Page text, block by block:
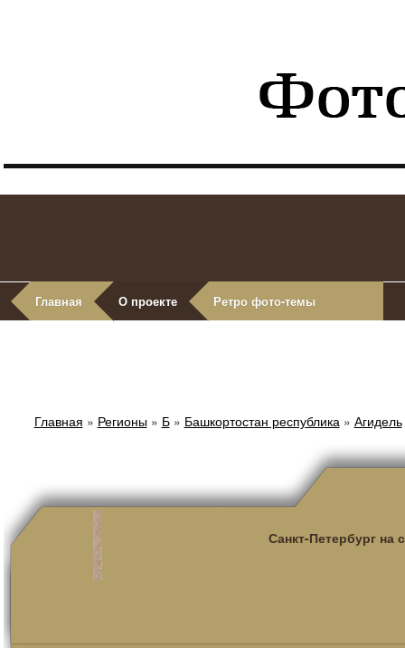
Главная О проекте Ретро фото-темы
Главная » Регионы» Б» Башкортостан республика» Агидель
Санкт-Петербург на